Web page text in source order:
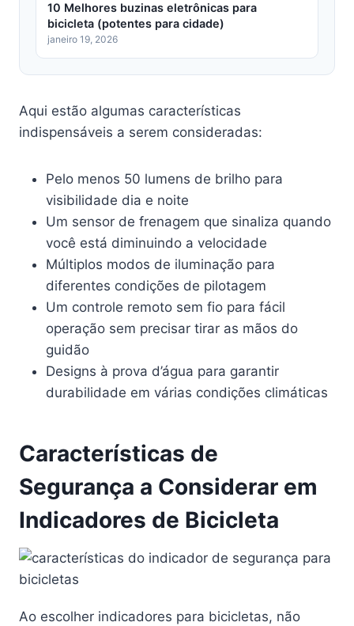
10 Melhores buzinas eletrônicas para
bicicleta (potentes para cidade)
janeiro 19, 2026
Aqui estão algumas características
indispensáveis a serem consideradas:
Pelo menos 50 lumens de brilho para
visibilidade dia e noite
Um sensor de frenagem que sinaliza quando
você está diminuindo a velocidade
Múltiplos modos de iluminação para
diferentes condições de pilotagem
Um controle remoto sem fio para fácil
operação sem precisar tirar as mãos do
guidão
Designs à prova d’água para garantir
durabilidade em várias condições climáticas
Características de
Segurança a Considerar em
Indicadores de Bicicleta
Ao escolher indicadores para bicicletas, não